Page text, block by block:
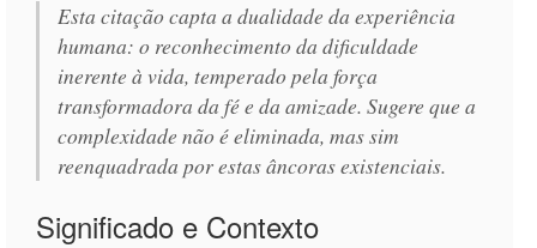
Esta citação capta a dualidade da experiência
humana: o reconhecimento da dificuldade
inerente à vida, temperado pela força
transformadora da fé e da amizade. Sugere que a
complexidade não é eliminada, mas sim
reenquadrada por estas âncoras existenciais.
Significado e Contexto